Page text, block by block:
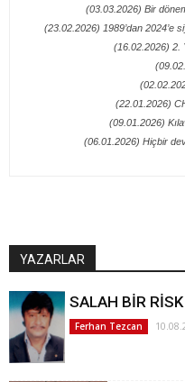
(03.03.2026) Bir
(23.02.2026) 1989’dan 2024’e
(16.02.2026) 2.
(22.01.2026)
(09.01.2026)
(06.01.2026) Hiçbir
YAZARLAR
SALAH BİR
Ferhan Tezcan